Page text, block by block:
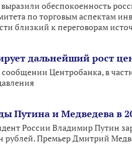
обеспокоенность
по торговым аспектам
близкий к переговорам
дальнейший рост
сообщении Центробанка, в
Путина и Медведева в
России Владимир Путин
рублей. Премьер Дмитрий